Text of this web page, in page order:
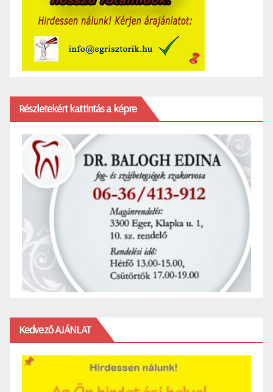
Részletekért kattintás a képre
Kedvező AJÁNLAT